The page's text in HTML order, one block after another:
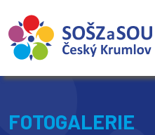
FOTOGALERIE